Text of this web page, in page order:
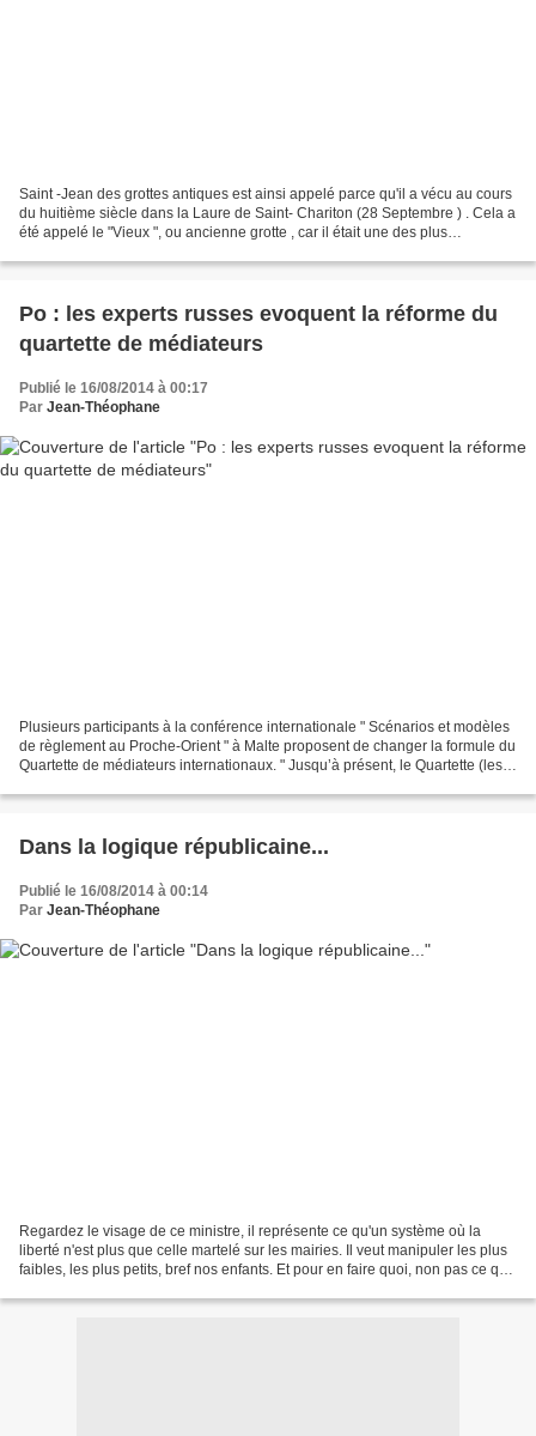
Saint -Jean des grottes antiques est ainsi appelé parce qu'il a vécu au cours
du huitième siècle dans la Laure de Saint- Chariton (28 Septembre ) . Cela a
été appelé le "Vieux ", ou ancienne grotte , car il était une des plus
Po : les experts russes evoquent la réforme du
quartette de médiateurs
Publié le 16/08/2014 à 00:17
Par Jean-Théophane
Plusieurs participants à la conférence internationale " Scénarios et modèles
de règlement au Proche-Orient " à Malte proposent de changer la formule du
Quartette de médiateurs internationaux. " Jusqu’à présent, le Quartette (les
Dans la logique républicaine...
Publié le 16/08/2014 à 00:14
Par Jean-Théophane
Regardez le visage de ce ministre, il représente ce qu'un système où la
liberté n'est plus que celle martelé sur les mairies. Il veut manipuler les plus
faibles, les plus petits, bref nos enfants. Et pour en faire quoi, non pas ce qu'il